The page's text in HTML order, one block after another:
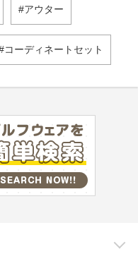
アウター
コーディネートセット